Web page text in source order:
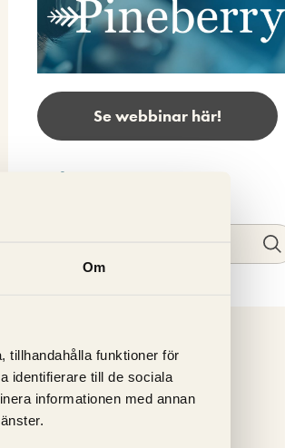
Om
tillhandahålla funktioner för
identifierare till de sociala
informationen med annan
Se webbinar här!
Sök